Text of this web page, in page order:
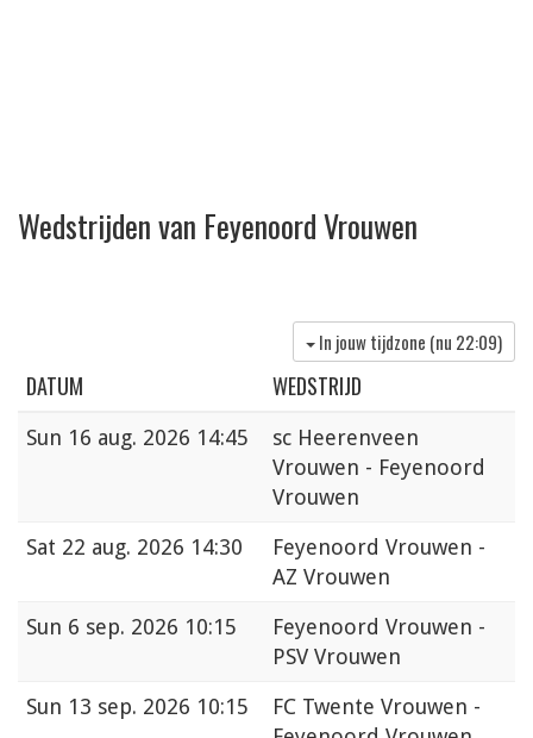
Wedstrijden van Feyenoord Vrouwen
In jouw tijdzone (nu 22:09)
DATUM WEDSTRIJD
Sun 16 aug. 2026 14:45
sc Heerenveen
Vrouwen - Feyenoord
Vrouwen
Sat 22 aug. 2026 14:30
Feyenoord Vrouwen -
AZ Vrouwen
Sun 6 sep. 2026 10:15
Feyenoord Vrouwen -
PSV Vrouwen
Sun 13 sep. 2026 10:15
FC Twente Vrouwen -